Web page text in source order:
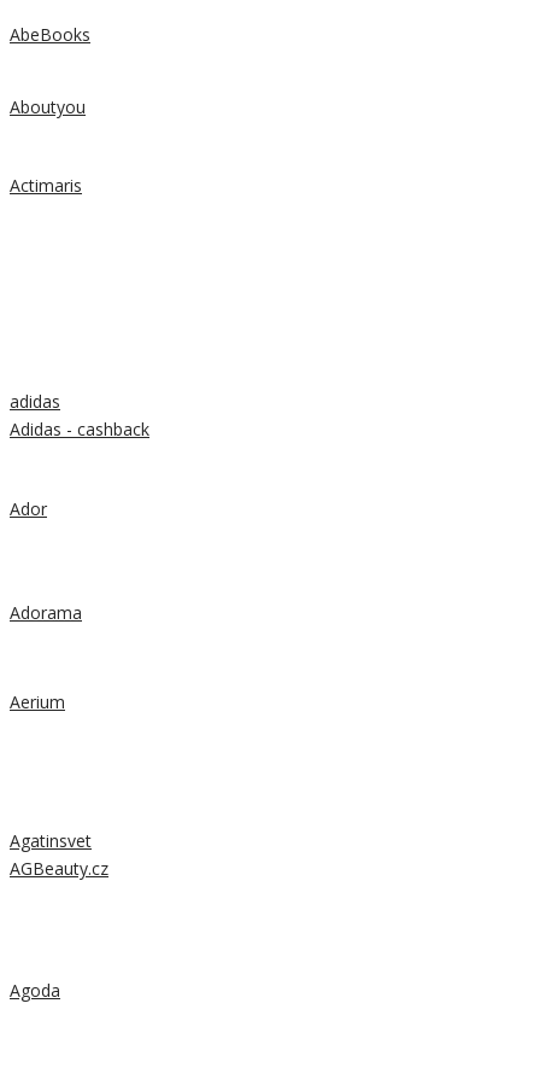
AbeBooks
Aboutyou
Actimaris
adidas
Adidas - cashback
Ador
Adorama
Aerium
Agatinsvet
AGBeauty.cz
Agoda